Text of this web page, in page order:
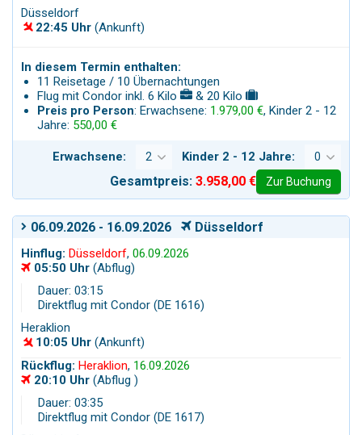
Düsseldorf
22:45 Uhr (Ankunft)
In diesem Termin enthalten:
11 Reisetage / 10 Übernachtungen
Flug mit Condor inkl. 6 Kilo
& 20 Kilo
Preis pro Person: Erwachsene: 1.979,00 €, Kinder 2 - 12
Jahre: 550,00 €
Erwachsene: Kinder 2 - 12 Jahre:
Gesamtpreis: 3.958,00 € Zur Buchung
06.09.2026 - 16.09.2026 Düsseldorf
Hinflug: Düsseldorf, 06.09.2026
05:50 Uhr (Abflug)
Dauer: 03:15
Direktflug mit Condor (DE 1616)
Heraklion
10:05 Uhr (Ankunft)
Rückflug: Heraklion, 16.09.2026
20:10 Uhr (Abflug )
Dauer: 03:35
Direktflug mit Condor (DE 1617)